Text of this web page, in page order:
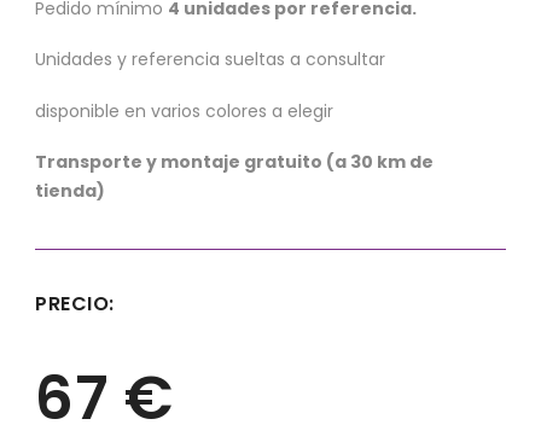
Pedido mínimo 4 unidades por referencia.
Unidades y referencia sueltas a consultar
disponible en varios colores a elegir
Transporte y montaje gratuito (a 30 km de
tienda)
PRECIO:
67 €